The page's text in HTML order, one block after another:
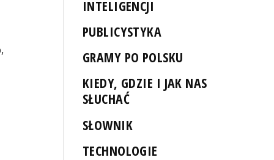
INTELIGENCJI
PUBLICYSTYKA
GRAMY PO POLSKU
KIEDY, GDZIE I JAK NAS
SŁUCHAĆ
SŁOWNIK
TECHNOLOGIE